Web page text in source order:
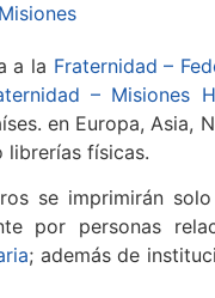
a la Fraternidad –
– Misiones
en Europa,
librerías físicas.
se imprimirán
por personas
; además de